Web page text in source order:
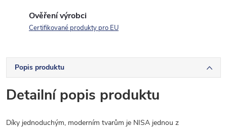
Ověření výrobci
Certifikované produkty pro EU
Popis produktu
Detailní popis produktu
Díky jednoduchým, moderním tvarům je NISA jednou z